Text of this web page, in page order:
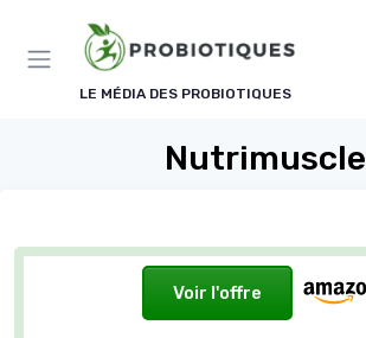
LE MÉDIA DES PROBIOTIQUES
Nutrimuscle
Voir l'offre